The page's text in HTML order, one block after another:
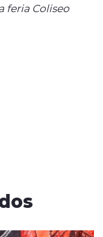
feria Coliseo